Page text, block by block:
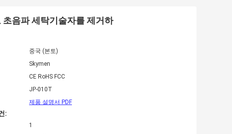
음파 세탁기술자를 제거하
중국 (본토)
Skymen
CE RoHS FCC
JP-010T
제품 설명서 PDF
:
1